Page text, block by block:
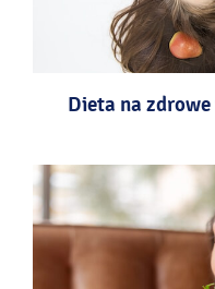
Dieta na